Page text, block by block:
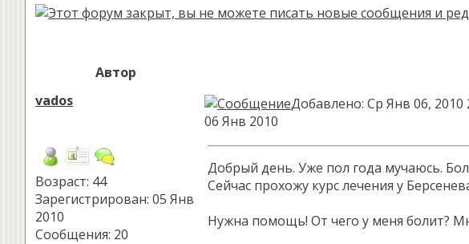
Автор
vados
Возраст: 44
Зарегистрирован: 05 Янв
2010
Сообщения: 20
Добавлено: Ср Янв 06, 2010
06 Янв 2010
Добрый день. Уже пол года мучаюсь.
Сейчас прохожу курс лечения у
Нужна помощь! От чего у меня болит?